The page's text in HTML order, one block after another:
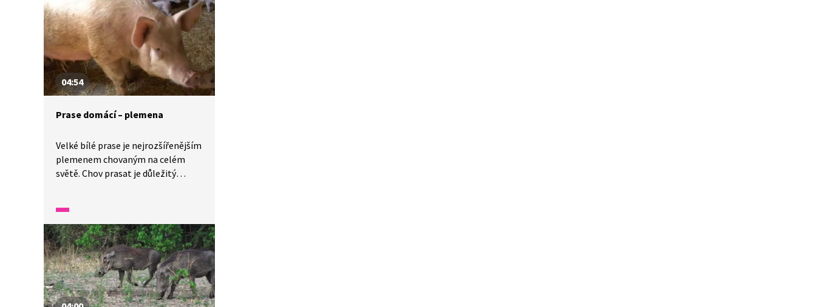
04:54
Prase domácí – plemena
Velké bílé prase je nejrozšířenějším
plemenem chovaným na celém
světě. Chov prasat je důležitý
prasat využívaná v bioplynových
stanicích na spalování a tím
na výrobu elektřiny. Medicínský
výzkum se zaměřuje
na transplatace a zde má své místo
využití orgánů prasat.